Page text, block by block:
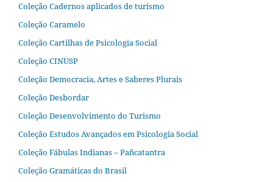
Coleção Cadernos aplicados de turismo
Coleção Caramelo
Coleção Cartilhas de Psicologia Social
Coleção CINUSP
Coleção Democracia, Artes e Saberes Plurais
Coleção Desbordar
Coleção Desenvolvimento do Turismo
Coleção Estudos Avançados em Psicologia Social
Coleção Fábulas Indianas – Pañcatantra
Coleção Gramáticas do Brasil